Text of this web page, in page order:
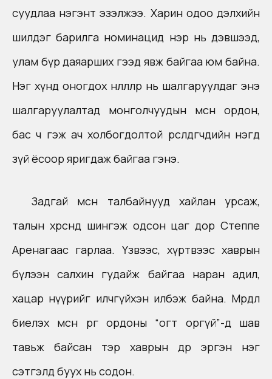
суудлаа нэгэнт эзэлжээ. Харин одоо дэлхийн
шилдэг барилга номинацид нэр нь дэвшээд,
улам бүр даяарших гээд явж байгаа юм байна.
Нэг хүнд оногдох нөлөөллөөр нь шалгаруулдаг энэ
шалгаруулалтад монголчуудын мөсөн ордон,
бас ч гэж ач холбогдолтой өрсөлдөгчдийн нэгд
зүй ёсоор яригдаж байгаа гэнэ.
Задгай мөсөн талбайнууд хайлан урсаж,
талын хөрсөнд шингэж одсон цаг дор Степпе
Аренагаас гарлаа. Үзвээс, хүртвээс хаврын
бүлээн салхин гудайж байгаа наран адил,
хацар нүүрийг илчгүйхэн илбэж байна. Мөрөөдөл
биелэх мөсөн өргөө ордоны “огт оргүй”-д шав
тавьж байсан тэр хаврын өдөр эргэн нэг
сэтгэлд буух нь содон.